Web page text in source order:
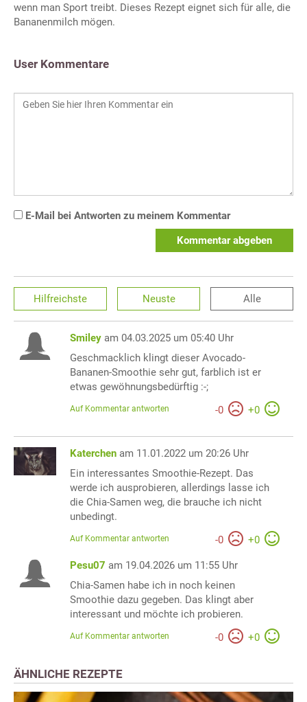
wenn man Sport treibt. Dieses Rezept eignet sich für alle, die
Bananenmilch mögen.
User Kommentare
E-Mail bei Antworten zu meinem Kommentar
Kommentar abgeben
Hilfreichste Neuste Alle
Smiley am 04.03.2025 um 05:40 Uhr
Geschmacklich klingt dieser Avocado-
Bananen-Smoothie sehr gut, farblich ist er
etwas gewöhnungsbedürftig :-;
-0 +0
Auf Kommentar antworten
Katerchen am 11.01.2022 um 20:26 Uhr
Ein interessantes Smoothie-Rezept. Das
werde ich ausprobieren, allerdings lasse ich
die Chia-Samen weg, die brauche ich nicht
unbedingt.
-0 +0
Auf Kommentar antworten
Pesu07 am 19.04.2026 um 11:55 Uhr
Chia-Samen habe ich in noch keinen
Smoothie dazu gegeben. Das klingt aber
interessant und möchte ich probieren.
-0 +0
Auf Kommentar antworten
ÄHNLICHE REZEPTE